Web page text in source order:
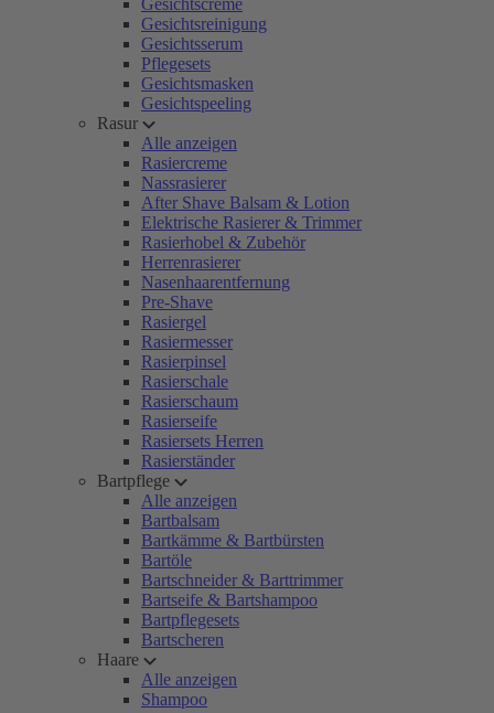
Gesichtscreme
Gesichtsreinigung
Gesichtsserum
Pflegesets
Gesichtsmasken
Gesichtspeeling
Rasur
Alle anzeigen
Rasiercreme
Nassrasierer
After Shave Balsam & Lotion
Elektrische Rasierer & Trimmer
Rasierhobel & Zubehör
Herrenrasierer
Nasenhaarentfernung
Pre-Shave
Rasiergel
Rasiermesser
Rasierpinsel
Rasierschale
Rasierschaum
Rasierseife
Rasiersets Herren
Rasierständer
Bartpflege
Alle anzeigen
Bartbalsam
Bartkämme & Bartbürsten
Bartöle
Bartschneider & Barttrimmer
Bartseife & Bartshampoo
Bartpflegesets
Bartscheren
Haare
Alle anzeigen
Shampoo